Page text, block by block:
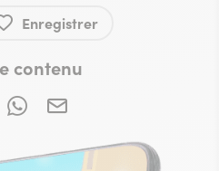
Enregistrer
contenu
Facebook (nouvelle fenêtre)
sur X / Twitter (nouvelle
Partager sur WhatsApp
Partager par mail